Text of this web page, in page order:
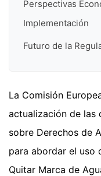
Perspectivas
Implementación
Futuro de la
La Comisión
actualización de las
sobre Derechos de
para abordar el uso
Quitar Marca de